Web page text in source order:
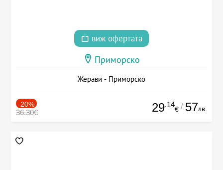
виж офертата
Приморско
Жерави - Приморско
-20%
36.30€ 29.14
€ / 57лв.